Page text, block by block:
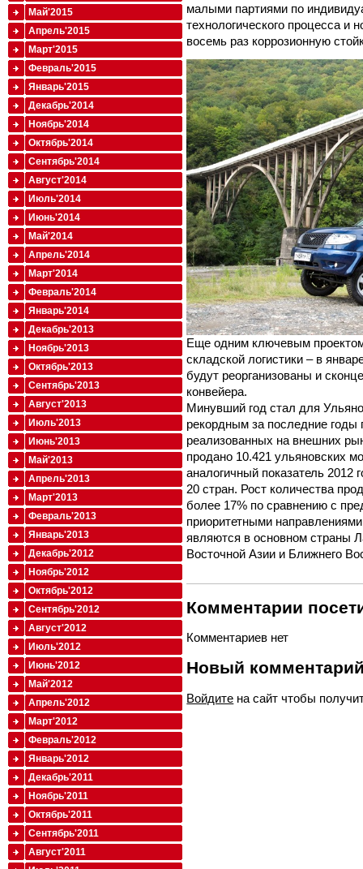
малыми партиями по
технологического процесса и
восемь раз коррозионную
Еще одним ключевым
складской логистики – в
будут реорганизованы и
конвейера.
Минувший год стал для
рекордным за последние годы
реализованных на внешних
продано 10.421 ульяновских
аналогичный показатель
20 стран. Рост количества
более 17% по сравнению с
приоритетными
являются в основном страны
Восточной Азии и Ближнего
Комментарии
Комментариев нет
Новый
Войдите на сайт чтобы
Май'2015
Апрель'2015
Март'2015
Февраль'2015
Январь'2015
Декабрь'2014
Ноябрь'2014
Октябрь'2014
Сентябрь'2014
Август'2014
Июль'2014
Июнь'2014
Май'2014
Апрель'2014
Март'2014
Февраль'2014
Январь'2014
Декабрь'2013
Ноябрь'2013
Октябрь'2013
Сентябрь'2013
Август'2013
Июль'2013
Июнь'2013
Май'2013
Апрель'2013
Март'2013
Февраль'2013
Январь'2013
Декабрь'2012
Ноябрь'2012
Октябрь'2012
Сентябрь'2012
Август'2012
Июль'2012
Июнь'2012
Май'2012
Апрель'2012
Март'2012
Февраль'2012
Январь'2012
Декабрь'2011
Ноябрь'2011
Октябрь'2011
Сентябрь'2011
Август'2011